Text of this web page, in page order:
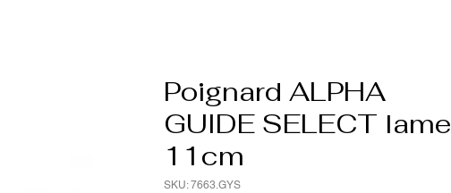
Poignard ALPHA
GUIDE SELECT lame
11cm
SKU: 7663.GYS